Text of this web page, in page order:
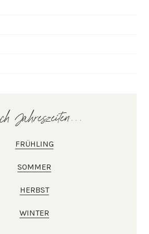
Jahreszeiten...
FRÜHLING
SOMMER
HERBST
WINTER